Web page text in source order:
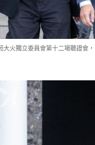
大火獨立委員會第十二場聽證會